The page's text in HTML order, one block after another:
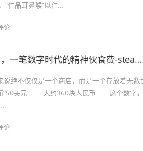
“仁品耳鼻喉”以仁...
论
数字时代的精神伙食费-steam50美元
说绝不仅仅是一个商店，而是一个存放着无数
“50美元”——大约360块人民币——这个数字，
论